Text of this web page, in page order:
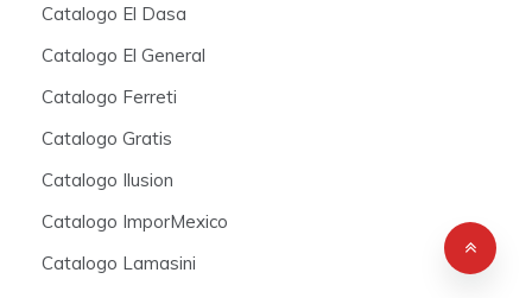
Catalogo El Dasa
Catalogo El General
Catalogo Ferreti
Catalogo Gratis
Catalogo Ilusion
Catalogo ImporMexico
Catalogo Lamasini